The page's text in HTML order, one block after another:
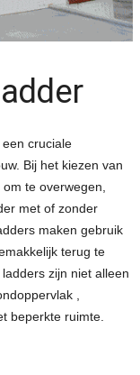
cruciale
Bij het kiezen van
te overwegen,
met of zonder
maken gebruik
terug te
zijn niet alleen
,
beperkte ruimte.